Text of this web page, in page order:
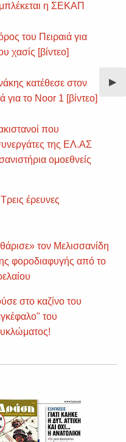
▶︎
η ΣΕΚΑΠ
του Πειραιά για
χασίς [βίντεο]
κατέθεσε στον
για το Noor 1 [βίντεο]
που
της ΕΛ.ΑΣ
ομοεθνείς
έρευνες
τον Μελισσανίδη
φοροδιαφυγής από το
στο καζίνο του
του